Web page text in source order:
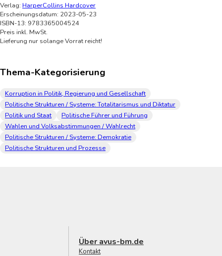
Verlag: HarperCollins Hardcover
Erscheinungsdatum: 2023-05-23
ISBN-13: 9783365004524
Preis inkl. MwSt.
Lieferung nur solange Vorrat reicht!
Thema-Kategorisierung
Korruption in Politik, Regierung und Gesellschaft
Politische Strukturen / Systeme: Totalitarismus und Diktatur
Politik und Staat
Politische Führer und Führung
Wahlen und Volksabstimmungen / Wahlrecht
Politische Strukturen / Systeme: Demokratie
Politische Strukturen und Prozesse
Über avus-bm.de
Kontakt